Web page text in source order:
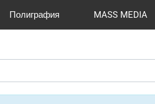
Полиграфия MASS MEDIA